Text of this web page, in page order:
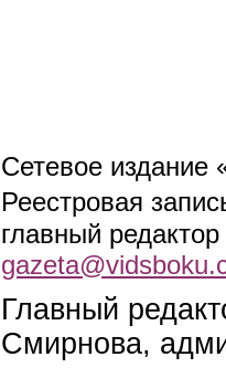
Сетевое издание
Реестровая
главный
Главный
Смирнова,